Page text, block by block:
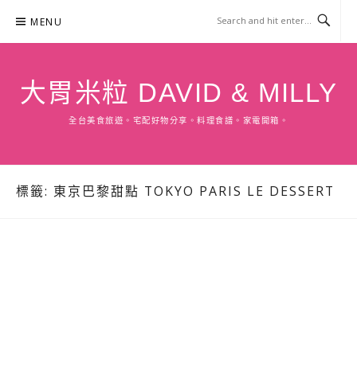
content
MENU
大胃米粒 DAVID & MILLY
全台美食旅遊。宅配好物分享。料理食譜。家電開箱。
標籤: 東京巴黎甜點 TOKYO PARIS LE DESSERT